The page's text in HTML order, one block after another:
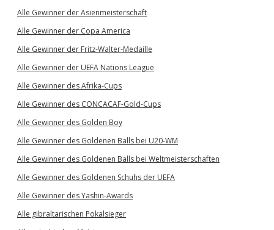
Alle Gewinner der Asienmeisterschaft
Alle Gewinner der Copa America
Alle Gewinner der Fritz-Walter-Medaille
Alle Gewinner der UEFA Nations League
Alle Gewinner des Afrika-Cups
Alle Gewinner des CONCACAF-Gold-Cups
Alle Gewinner des Golden Boy
Alle Gewinner des Goldenen Balls bei U20-WM
Alle Gewinner des Goldenen Balls bei Weltmeisterschaften
Alle Gewinner des Goldenen Schuhs der UEFA
Alle Gewinner des Yashin-Awards
Alle gibraltarischen Pokalsieger